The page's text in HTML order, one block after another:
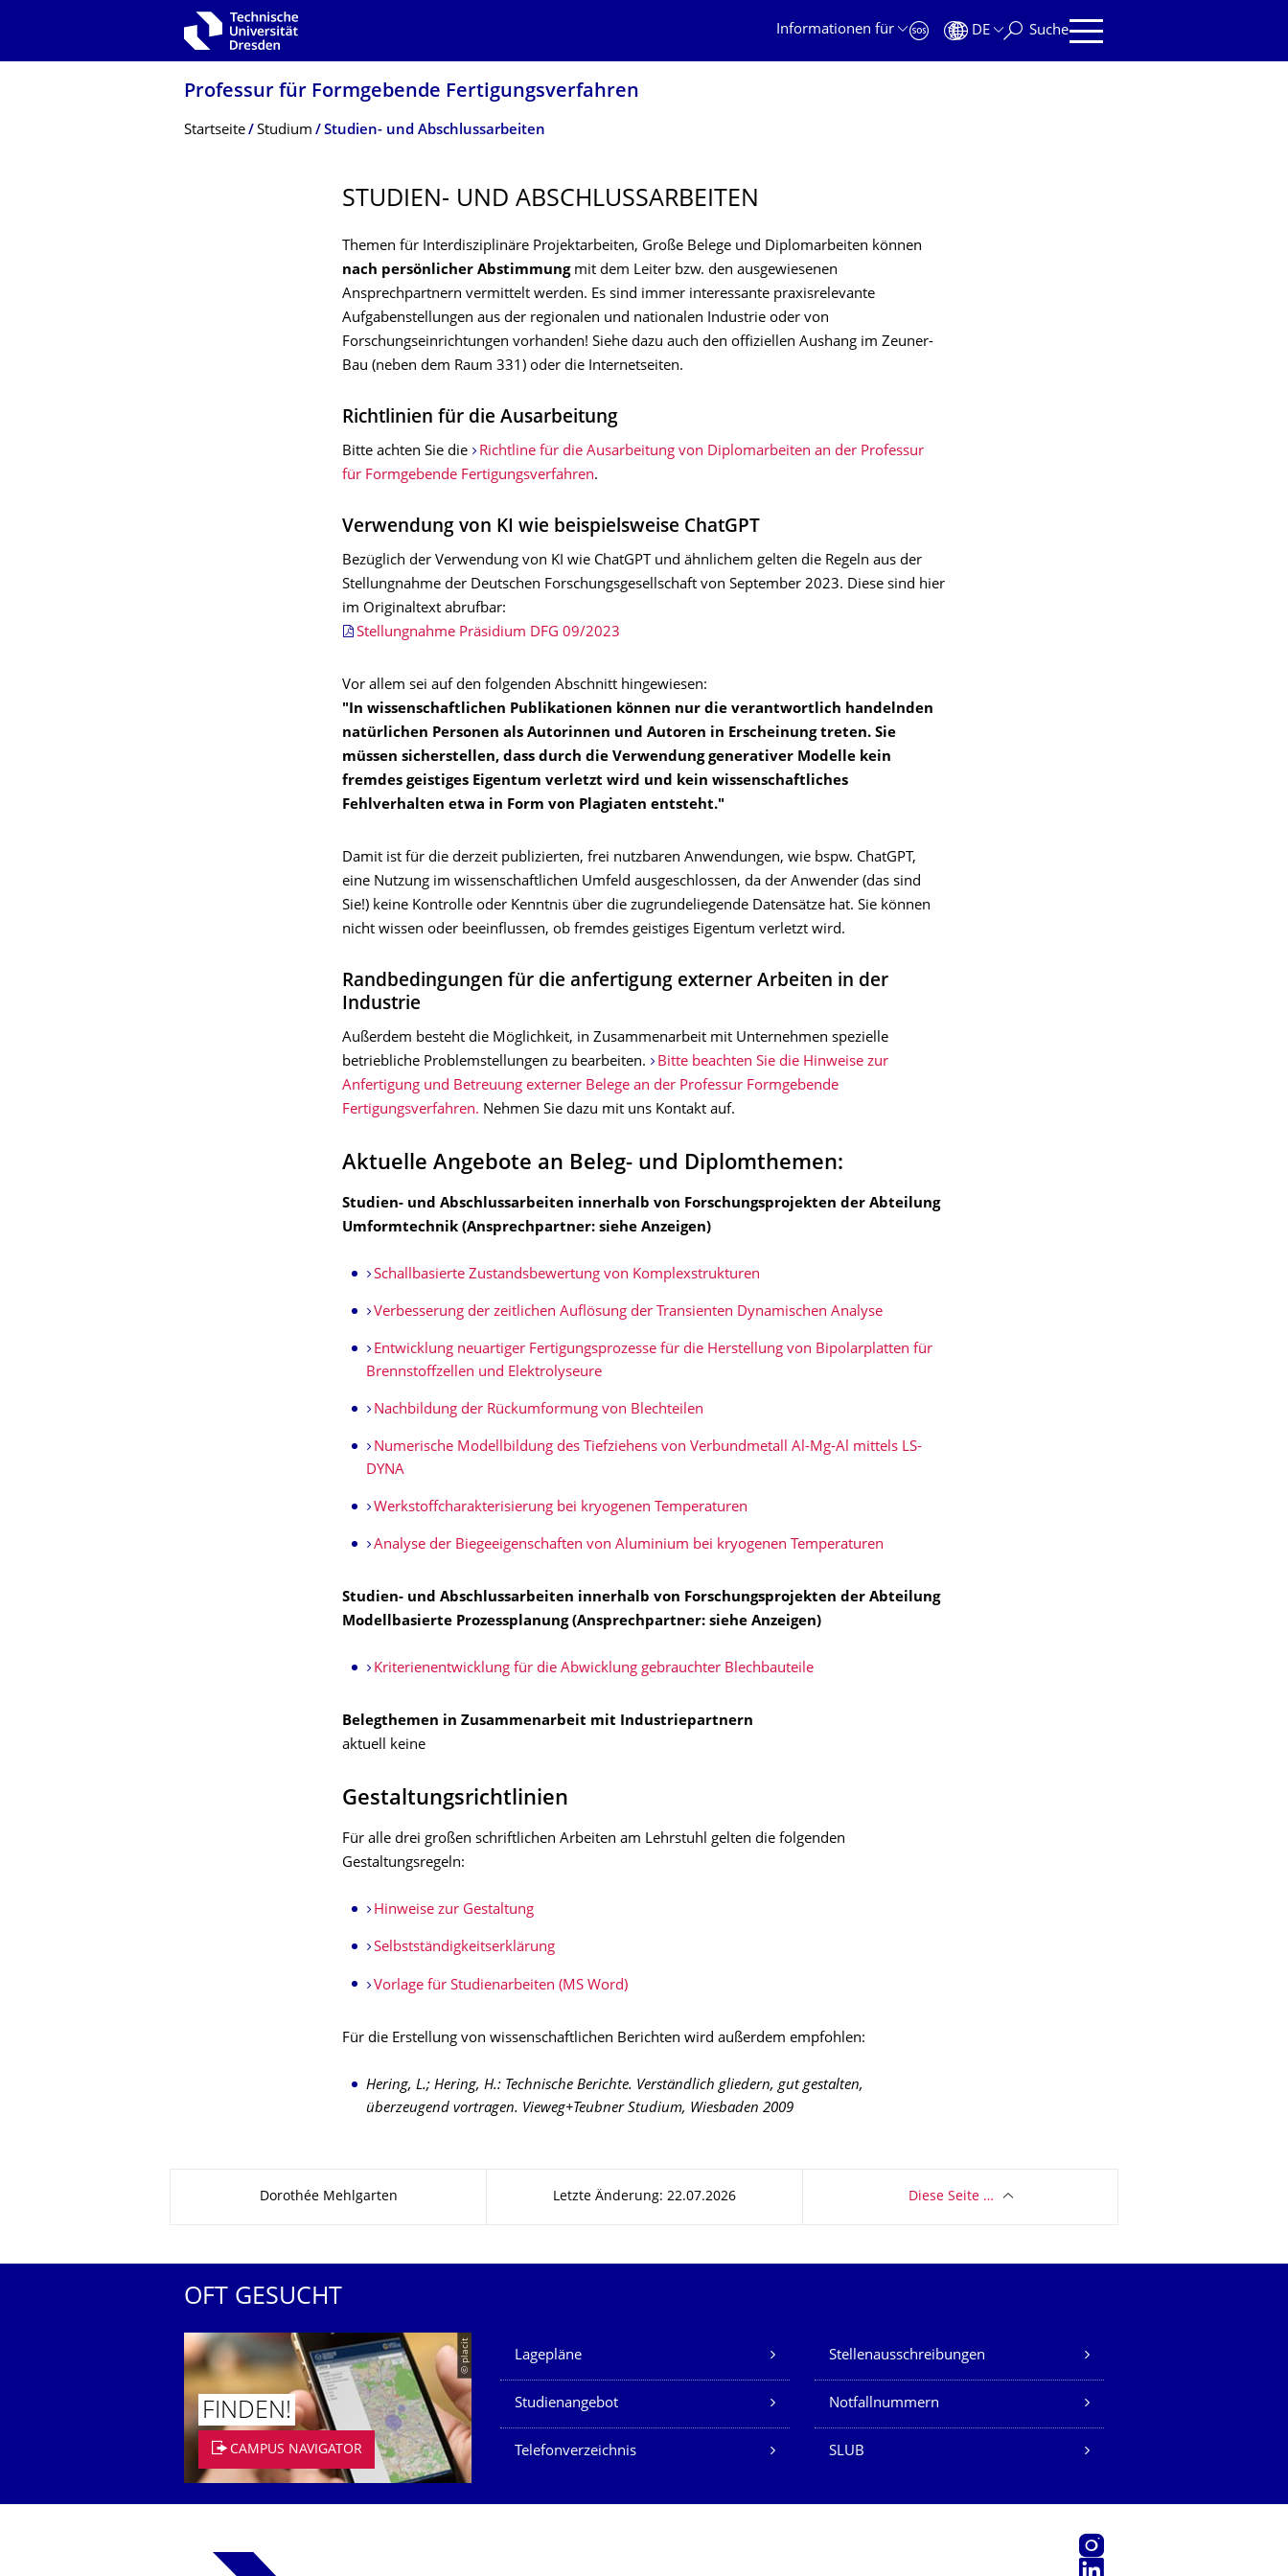
Zur Hauptnavigation springen
Informationen für
DE Suche
Professur für Formgebende Fertigungsverfah­ren
Breadcrumb-Menü
Startseite Studium Studien- und Abschlussarbeiten
STUDIEN- UND ABSCHLUSSARBEI­TEN
Themen für Interdisziplinäre Projektarbeiten, Große Belege und Diplomarbeiten können
nach persönlicher Abstimmungmit dem Leiter bzw. den ausgewiesenen
Ansprechpartnern vermittelt werden. Es sind immer interessante praxisrelevante
Aufgabenstellungen aus der regionalen und nationalen Industrie oder von
Forschungseinrichtungen vorhanden! Siehe dazu auch den offiziellen Aushang im Zeuner-
Bau (neben dem Raum 331) oder die Internetseiten.
Richtlinien für die Ausarbeitung
Bitte achten Sie die
Richtline für die Ausarbeitung von Diplomarbeiten an der Professur
für Formgebende Fertigungsverfahren.
Verwendung von KI wie beispielsweise ChatGPT
Bezüglich der Verwendung von KI wie ChatGPT und ähnlichem gelten die Regeln aus der
Stellungnahme der Deutschen Forschungsgesellschaft von September 2023. Diese sind hier
im Originaltext abrufbar:
Stellungnahme Präsidium DFG 09/2023
Vor allem sei auf den folgenden Abschnitt hingewiesen:
"In wissenschaftlichen Publikationen können nur die verantwortlich handelnden
natürlichen Personen als Autorinnen und Autoren in Erscheinung treten. Sie
müssen sicherstellen, dass durch die Verwendung generativer Modelle kein
fremdes geistiges Eigentum verletzt wird und kein wissenschaftliches
Fehlverhalten etwa in Form von Plagiaten entsteht."
Damit ist für die derzeit publizierten, frei nutzbaren Anwendungen, wie bspw. ChatGPT,
eine Nutzung im wissenschaftlichen Umfeld ausgeschlossen, da der Anwender (das sind
Sie!) keine Kontrolle oder Kenntnis über die zugrundeliegende Datensätze hat. Sie können
nicht wissen oder beeinflussen, ob fremdes geistiges Eigentum verletzt wird.
Randbedingungen für die anfertigung externer Arbeiten in der
Industrie
Außerdem besteht die Möglichkeit, in Zusammenarbeit mit Unternehmen spezielle
betriebliche Problemstellungen zu bearbeiten.
Bitte beachten Sie die Hinweise zur
Anfertigung und Betreuung externer Belege an der Professur Formgebende
Fertigungsverfahren. Nehmen Sie dazu mit uns Kontakt auf.
Aktuelle Angebote an Beleg- und Diplomthemen:
Studien- und Abschlussarbeiten innerhalb von Forschungsprojekten der Abteilung
Umformtechnik (Ansprechpartner: siehe Anzeigen)
Schallbasierte Zustandsbewertung von Komplexstrukturen
Verbesserung der zeitlichen Auflösung der Transienten Dynamischen Analyse
Entwicklung neuartiger Fertigungsprozesse für die Herstellung von Bipolarplatten für
Brennstoffzellen und Elektrolyseure
Nachbildung der Rückumformung von Blechteilen
Numerische Modellbildung des Tiefziehens von Verbundmetall Al-Mg-Al mittels LS-
DYNA
Werkstoffcharakterisierung bei kryogenen Temperaturen
Analyse der Biegeeigenschaften von Aluminium bei kryogenen Temperaturen
Studien- und Abschlussarbeiten innerhalb von Forschungsprojekten der Abteilung
Modellbasierte Prozessplanung (Ansprechpartner: siehe Anzeigen)
Kriterienentwicklung für die Abwicklung gebrauchter Blechbauteile
Belegthemen in Zusammenarbeit mit Industriepartnern
aktuell keine
Gestaltungsrichtlinien
Für alle drei großen schriftlichen Arbeiten am Lehrstuhl gelten die folgenden
Gestaltungsregeln:
Hinweise zur Gestaltung
Selbstständigkeitserklärung
Vorlage für Studienarbeiten (MS Word)
Für die Erstellung von wissenschaftlichen Berichten wird außerdem empfohlen:
Hering, L.; Hering, H.: Technische Berichte. Verständlich gliedern, gut gestalten,
überzeugend vortragen. Vieweg+Teubner Studium, Wiesbaden 2009
Dorothée Mehlgarten Letzte Änderung: 22.07.2026 Diese Seite …
OFT GESUCHT
© placit
FINDEN!
CAMPUS NAVIGATOR
Unsere Dienste
Lagepläne Stellenausschreibungen
Studienangebot Notfallnummern
Telefonverzeichnis SLUB
Instagram
LinkedIn